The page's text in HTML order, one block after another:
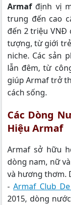
Armafđịnh vị
trung đến cao
đến 2 triệu VNĐ
tượng, từ giới
niche. Các sản
lẫn đêm, từ
giúp Armaf trở
cách sống.
Các Dòng
Hiệu Armaf
Armaf sở hữu
dòng nam, nữ
và hương thơm.
- Armaf Club
2015, dòng